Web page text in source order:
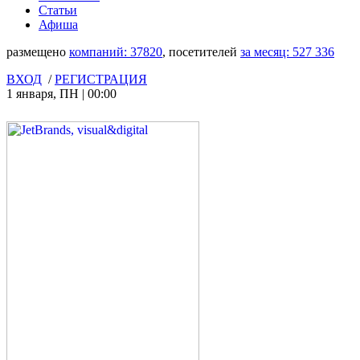
Статьи
Афиша
размещено компаний: 37820, посетителей за месяц: 527 336
ВХОД /РЕГИСТРАЦИЯ
1 января, ПН | 00:00